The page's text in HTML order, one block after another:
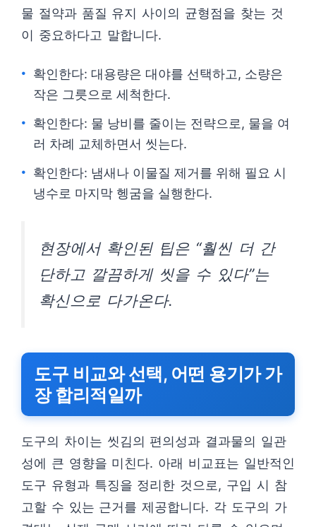
물 절약과 품질 유지 사이의 균형점을 찾는 것
이 중요하다고 말합니다.
확인한다: 대용량은 대야를 선택하고, 소량은
작은 그릇으로 세척한다.
확인한다: 물 낭비를 줄이는 전략으로, 물을 여
러 차례 교체하면서 씻는다.
확인한다: 냄새나 이물질 제거를 위해 필요 시
냉수로 마지막 헹굼을 실행한다.
현장에서 확인된 팁은 “훨씬 더 간
단하고 깔끔하게 씻을 수 있다”는
확신으로 다가온다.
도구 비교와 선택, 어떤 용기가 가
장 합리적일까
도구의 차이는 씻김의 편의성과 결과물의 일관
성에 큰 영향을 미친다. 아래 비교표는 일반적인
도구 유형과 특징을 정리한 것으로, 구입 시 참
고할 수 있는 근거를 제공합니다. 각 도구의 가